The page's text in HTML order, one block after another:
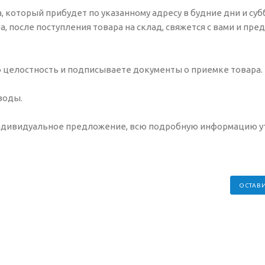
прибудет по указанному адресу в будние дни и
после поступления товара на склад, свяжется с вами и
и подписываете документы о приемке товара.
предложение, всю подробную информацию